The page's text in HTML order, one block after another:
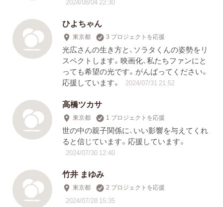
2024/08/04 22:30
ひよちゃん
東京都 3 プロジェクトを応援
光広さんの生き方と、ソラタくんの姿勢をリ
スペクトします。映画化、私たちファンにと
っても希望の光です。がんばってください。
応援しています。
2024/07/31 21:52
高橋ツカサ
東京都 1 プロジェクトを応援
世の中の親子関係に、いい影響を与えてくれ
ると信じています。応援しています。
2024/07/30 12:40
竹井 まゆみ
東京都 2 プロジェクトを応援
2024/07/28 15:35